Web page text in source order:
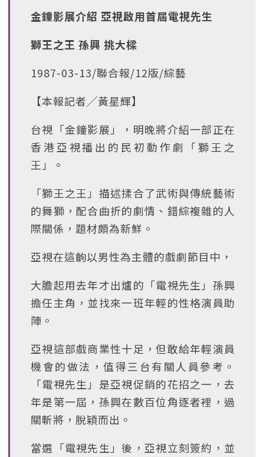
金鐘影展介紹 亞視啟用首屆電視先生
獅王之王 孫興 挑大樑
1987-03-13/聯合報/12版/綜藝
【本報記者╱黃星輝】
台視「金鐘影展」，明晚將介紹一部正在
香港亞視播出的民初動作劇「獅王之
王」。
「獅王之王」描述揉合了武術與傳統藝術
的舞獅，配合曲折的劇情、錯綜複雜的人
際關係，題材頗為新鮮。
亞視在這齣以男性為主體的戲劇節目中，
大膽起用去年才出爐的「電視先生」孫興
擔任主角，並找來一班年輕的性格演員助
陣。
亞視這部戲商業性十足，但敢給年輕演員
機會的做法，值得三台有關人員參考。
「電視先生」是亞視促銷的花招之一，去
年是第一屆，孫興在數百位角逐者裡，過
關斬將，脫穎而出。
當選「電視先生」後，亞視立刻簽約，並